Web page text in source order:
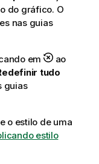
do gráfico. O
nas guias
em
ao
tudo
guias
o estilo de uma
estilo